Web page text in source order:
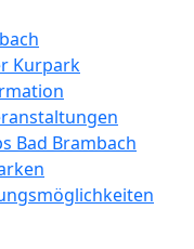
Kurpark
Bad Brambach